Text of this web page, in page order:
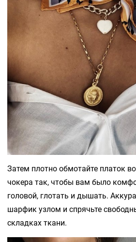
Затем плотно обмотайте платок
чокера так, чтобы вам было
головой, глотать и дышать.
шарфик узлом и спрячьте
складках ткани.